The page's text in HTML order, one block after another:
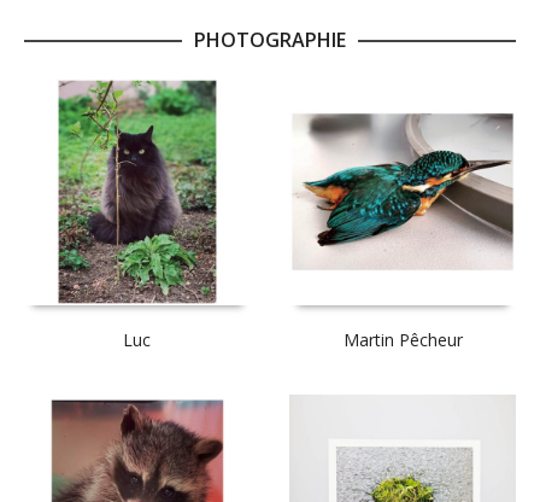
PHOTOGRAPHIE
Luc Martin Pêcheur